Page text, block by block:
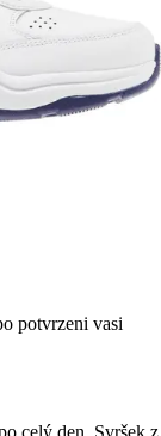
potvrzeni vasi
celý den. Svršek z